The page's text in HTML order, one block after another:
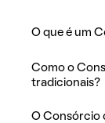
O que é um
Como o
tradicionais?
O Consórcio